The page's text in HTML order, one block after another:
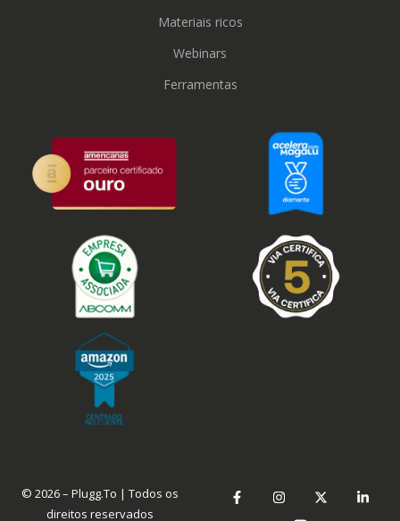
Materiais ricos
Webinars
Ferramentas
© 2026 – Plugg.To | Todos os
direitos reservados